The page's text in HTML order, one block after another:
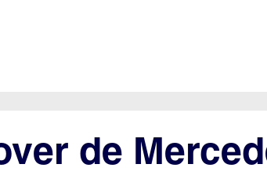
de